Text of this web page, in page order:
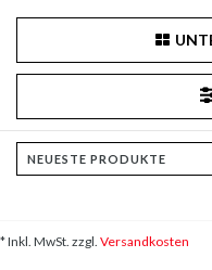
* Inkl. MwSt. zzgl. Versandkosten